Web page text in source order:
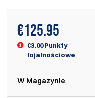
€125.95
€3.00 Punkty
lojalnościowe
W Magazynie